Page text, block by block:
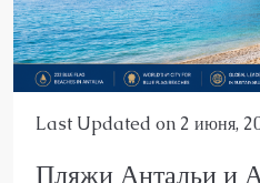
Last Updated on 2 июня,
Пляжи Антальи и